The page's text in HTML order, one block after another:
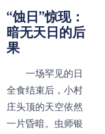
“蚀日”惊现：
暗无天日的后
果
一场罕见的日
全食结束后，小村
庄头顶的天空依然
一片昏暗。虫师银